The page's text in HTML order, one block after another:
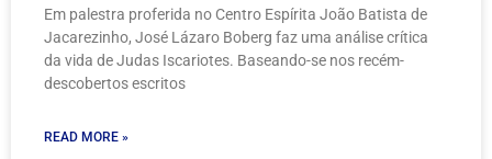
Em palestra proferida no Centro Espírita João Batista de
Jacarezinho, José Lázaro Boberg faz uma análise crítica
da vida de Judas Iscariotes. Baseando-se nos recém-
descobertos escritos
READ MORE »